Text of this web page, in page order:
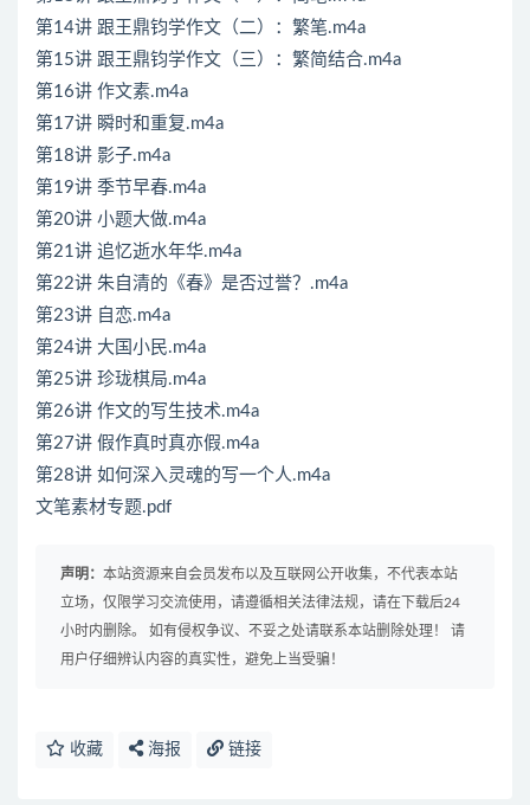
第14讲 跟王鼎钧学作文（二）：繁笔.m4a
第15讲 跟王鼎钧学作文（三）：繁简结合.m4a
第16讲 作文素.m4a
第17讲 瞬时和重复.m4a
第18讲 影子.m4a
第19讲 季节早春.m4a
第20讲 小题大做.m4a
第21讲 追忆逝水年华.m4a
第22讲 朱自清的《春》是否过誉？.m4a
第23讲 自恋.m4a
第24讲 大国小民.m4a
第25讲 珍珑棋局.m4a
第26讲 作文的写生技术.m4a
第27讲 假作真时真亦假.m4a
第28讲 如何深入灵魂的写一个人.m4a
文笔素材专题.pdf
声明： 本站资源来自会员发布以及互联网公开收集，不代表本站
立场，仅限学习交流使用，请遵循相关法律法规，请在下载后24
小时内删除。 如有侵权争议、不妥之处请联系本站删除处理！ 请
用户仔细辨认内容的真实性，避免上当受骗！
收藏 海报 链接